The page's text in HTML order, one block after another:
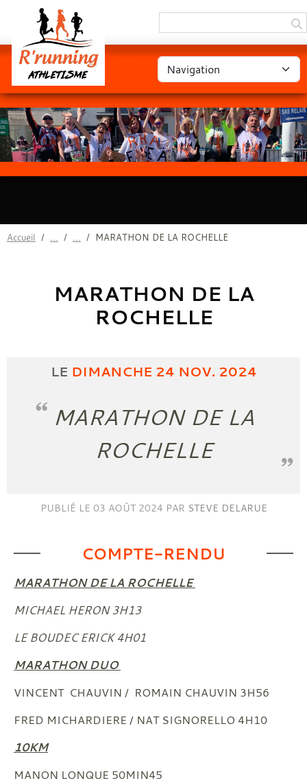
Accueil MARATHON DE LA ROCHELLE
MARATHON DE LA
ROCHELLE
LE DIMANCHE 24 NOV. 2024
MARATHON DE LA
ROCHELLE
PUBLIÉ LE 03 AOÛT 2024 PAR STEVE DELARUE
COMPTE-RENDU
MARATHON DE LA ROCHELLE
MICHAEL HERON 3H13
LE BOUDEC ERICK 4H01
MARATHON DUO
VINCENT CHAUVIN / ROMAIN CHAUVIN 3H56
FRED MICHARDIERE / NAT SIGNORELLO 4H10
10KM
MANON LONQUE 50MIN45
Panneau de gestion des cookies